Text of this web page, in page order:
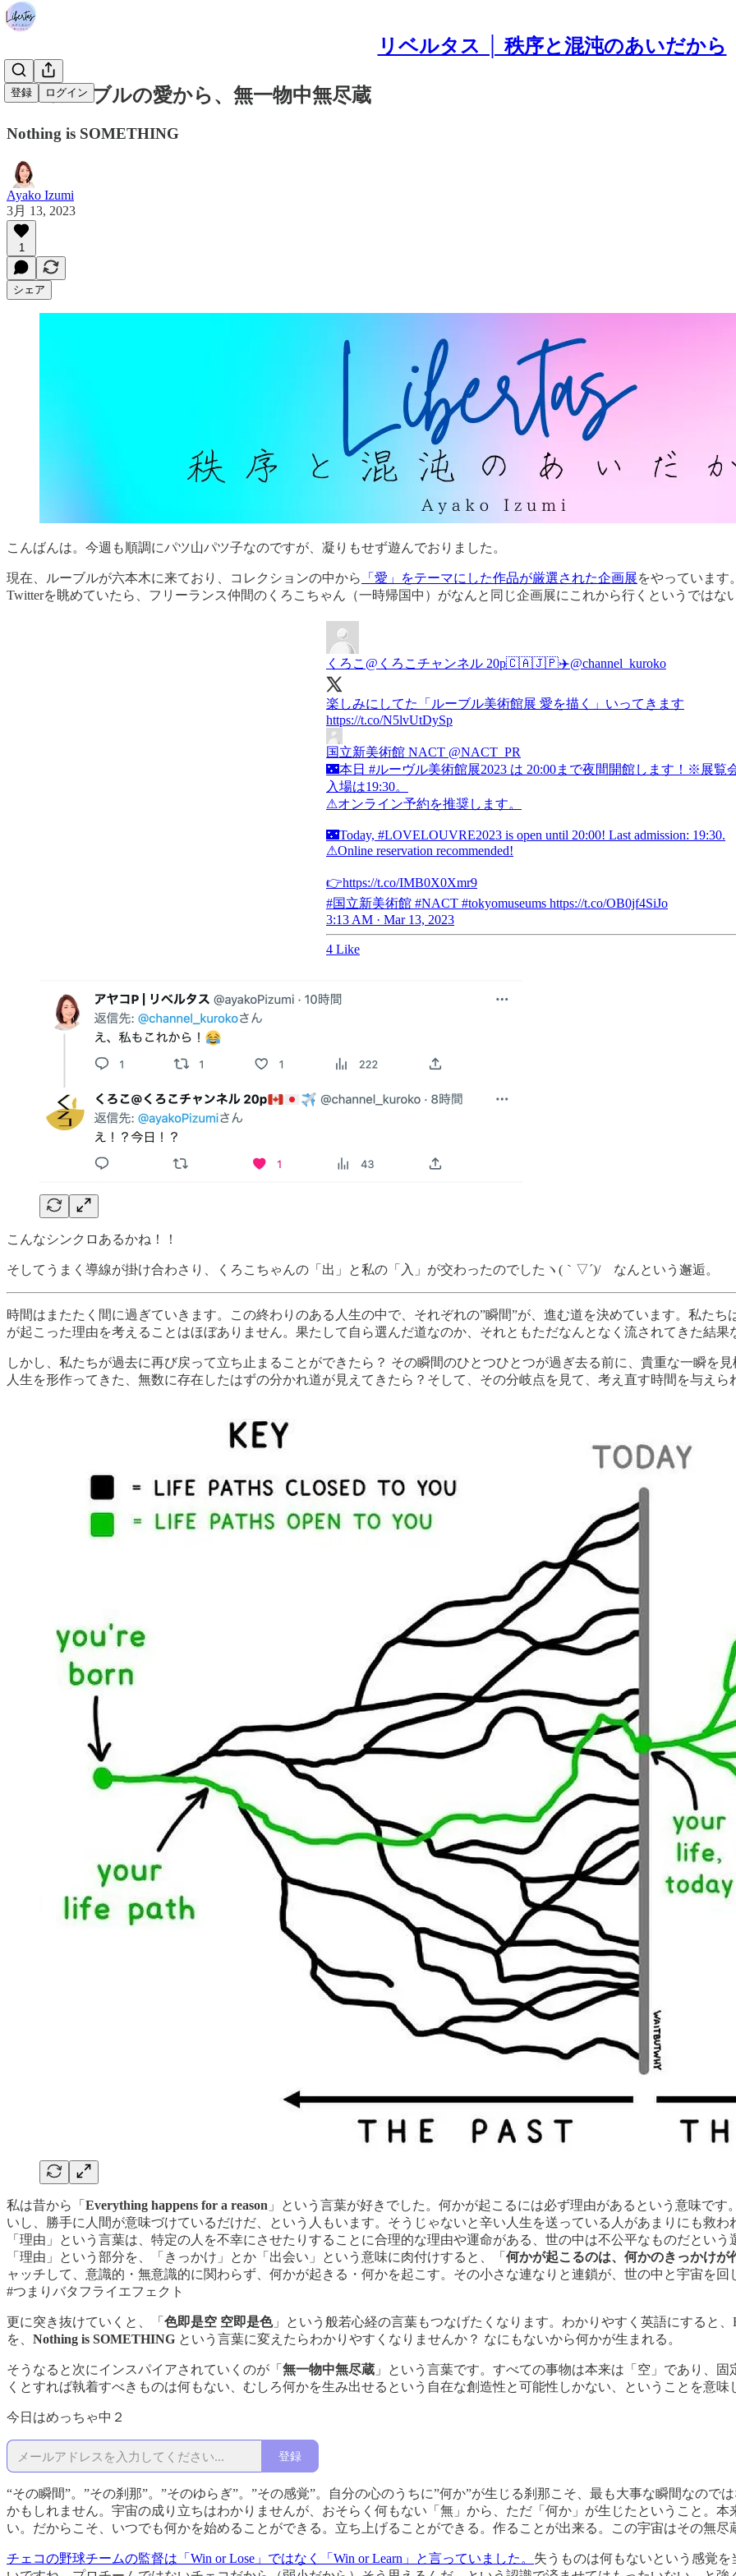
リベルタス │ 秩序と混沌のあいだから
登録 ログイン
#092 ルーブルの愛から、無一物中無尽蔵
Nothing is SOMETHING
Ayako Izumi
3月 13, 2023
1
シェア
こんばんは。今週も順調にパツ山パツ子なのですが、凝りもせず遊んでおりました。
現在、ルーブルが六本木に来ており、コレクションの中から 「愛」をテーマにした作品が厳選された企画展をやっています
Twitterを眺めていたら、フリーランス仲間のくろこちゃん（一時帰国中）がなんと同じ企画展にこれから行くというでは
くろこ@くろこチャンネル 20p🇨🇦🇯🇵✈️@channel_kuroko
楽しみにしてた「ルーブル美術館展 愛を描く」いってきます
https://t.co/N5lvUtDySp
国立新美術館 NACT @NACT_PR
🌃本日 #ルーヴル美術館展2023 は 20:00まで夜間開館します！※展覧
入場は19:30。
⚠オンライン予約を推奨します。
🌃Today, #LOVELOUVRE2023 is open until 20:00! Last admission: 19:30.
⚠Online reservation recommended!
👉https://t.co/IMB0X0Xmr9
#国立新美術館 #NACT #tokyomuseums https://t.co/OB0jf4SiJo
3:13 AM · Mar 13, 2023
4 Like
こんなシンクロあるかね！！
そしてうまく導線が掛け合わさり、くろこちゃんの「出」と私の「入」が交わったのでしたヽ(｀▽´)/ なんという邂逅。
時間はまたたく間に過ぎていきます。この終わりのある人生の中で、それぞれの”瞬間”が、進む道を決めています。私た
が起こった理由を考えることはほぼありません。果たして自ら選んだ道なのか、それともただなんとなく流されてきた結果
しかし、私たちが過去に再び戻って立ち止まることができたら？ その瞬間のひとつひとつが過ぎ去る前に、貴重な一瞬を
人生を形作ってきた、無数に存在したはずの分かれ道が見えてきたら？そして、その分岐点を見て、考え直す時間を与え
私は昔から「 Everything happens for a reason 」という言葉が好きでした。何かが起こるには必ず理由があるという意味で
いし、勝手に人間が意味づけているだけだ、という人もいます。そうじゃないと辛い人生を送っている人があまりにも救
「理由」という言葉は、特定の人を不幸にさせたりすることに合理的な理由や運命がある、世の中は不公平なものだとい
「理由」という部分を、「きっかけ」とか「出会い」という意味に肉付けすると、「 何かが起こるのは、何かのきっかけが
ャッチして、意識的・無意識的に関わらず、何かが起きる・何かを起こす。その小さな連なりと連鎖が、世の中と宇宙を
#つまりバタフライエフェクト
更に突き抜けていくと、「 色即是空 空即是色」という般若心経の言葉もつなげたくなります。わかりやすく英語にすると
を、 Nothing is SOMETHING という言葉に変えたらわかりやすくなりませんか？ なにもないから何かが生まれる。
そうなると次にインスパイアされていくのが「 無一物中無尽蔵 」という言葉です。すべての事物は本来は「空」であり、
くとすれば執着すべきものは何もない、むしろ何かを生み出せるという自在な創造性と可能性しかない、ということを意味
今日はめっちゃ中２
登録
“その瞬間”。”その刹那”。”そのゆらぎ”。”その感覚”。自分の心のうちに”何か”が生じる刹那こそ、最も大事な瞬間なの
かもしれません。宇宙の成り立ちはわかりませんが、おそらく何もない「無」から、ただ「何か」が生じたということ。
い。だからこそ、いつでも何かを始めることができる。立ち上げることができる。作ることが出来る。この宇宙はその無
チェコの野球チームの監督は「Win or Lose」ではなく「Win or Learn」と言っていました。 失うものは何もないという感覚